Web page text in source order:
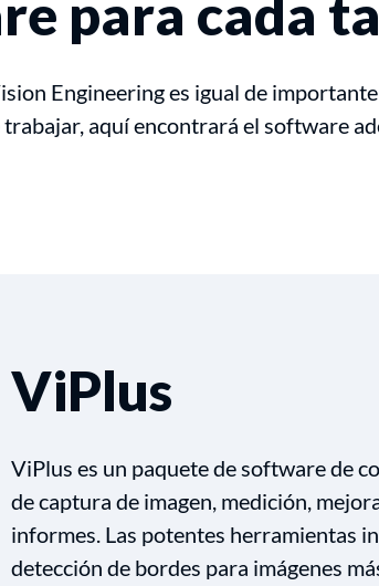
para cada
Engineering es igual de
aquí encontrará el software
ViPlus
ViPlus es un paquete de software de
de captura de imagen, medición,
informes. Las potentes herramientas
detección de bordes para imágenes